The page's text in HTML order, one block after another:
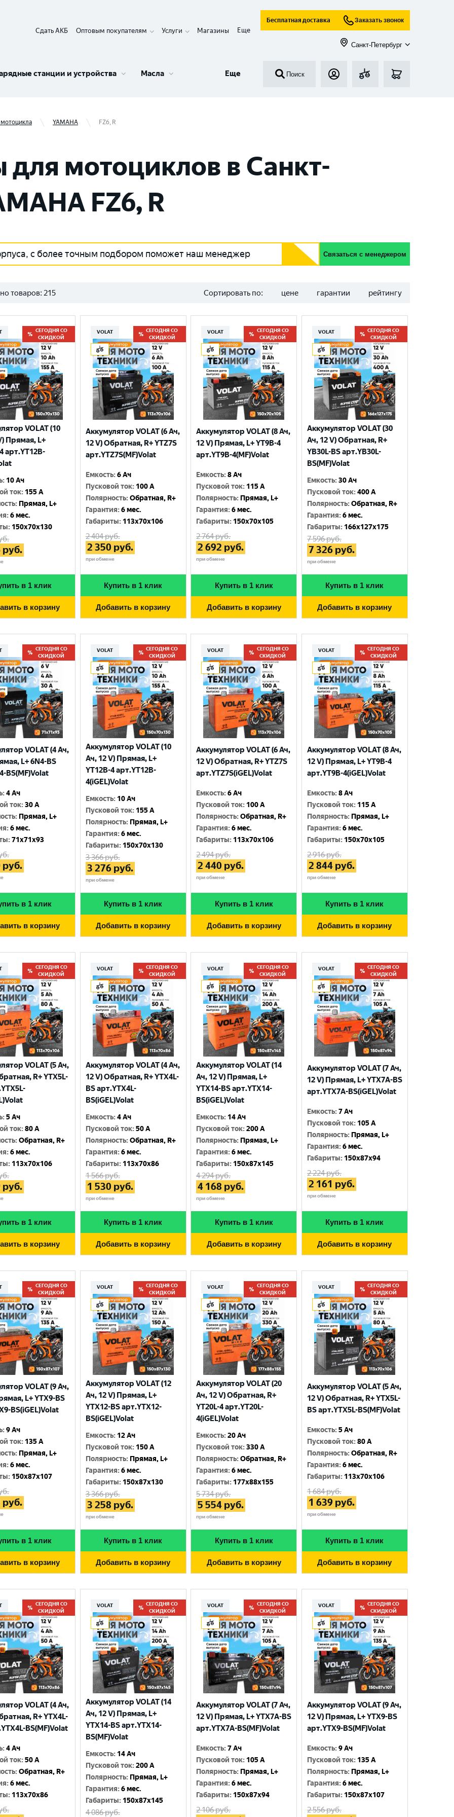
Сдать АКБ Оптовым покупателям Услуги Магазины Еще
Бесплатная доставка Заказать звонок
Санкт-Петербург
станции и устройства Масла Еще Поиск
YAMAHA FZ6, R
мотоциклов в Санкт-
FZ6, R
с более точным подбором поможет наш менеджер Связаться с менеджером
товаров: 215 Сортировать по: цене гарантии рейтингу
СЕГОДНЯ СО
СКИДКОЙ
VOLAT (10
Прямая, L+
арт.YT12B-
: 10 Ач
ток: 155 A
: Прямая, L+
:6 мес.
: 150x70x130
руб.
в 1 клик
в корзину
VOLAT
СЕГОДНЯ СО
СКИДКОЙ
Аккумулятор VOLAT (6 Ач,
12 V) Обратная, R+ YTZ7S
арт.YTZ7S(MF)Volat
Емкость:6 Ач
Пусковой ток: 100 A
Полярность:Обратная, R+
Гарантия:6 мес.
Габариты: 113x70x106
2 404руб.
2 350 руб.
при обмене
Купить в 1 клик
Добавить в корзину
VOLAT
СЕГОДНЯ СО
СКИДКОЙ
Аккумулятор VOLAT (8 Ач,
12 V) Прямая, L+ YT9B-4
арт.YT9B-4(MF)Volat
Емкость:8 Ач
Пусковой ток: 115 A
Полярность: Прямая, L+
Гарантия:6 мес.
Габариты: 150x70x105
2 764руб.
2 692 руб.
при обмене
Купить в 1 клик
Добавить в корзину
VOLAT
СЕГОДНЯ СО
СКИДКОЙ
Аккумулятор VOLAT (30
Ач, 12 V) Обратная, R+
YB30L-BS арт.YB30L-
BS(MF)Volat
Емкость:30 Ач
Пусковой ток:400 A
Полярность:Обратная, R+
Гарантия:6 мес.
Габариты: 166x127x175
7 596руб.
7 326руб.
при обмене
Купить в 1 клик
Добавить в корзину
СЕГОДНЯ СО
СКИДКОЙ
VOLAT (4 Ач,
L+ 6N4-BS
BS(MF)Volat
:4 Ач
ток:30 A
: Прямая, L+
:6 мес.
:71x71x93
руб.
в 1 клик
в корзину
VOLAT
СЕГОДНЯ СО
СКИДКОЙ
Аккумулятор VOLAT (10
Ач, 12 V) Прямая, L+
YT12B-4 арт.YT12B-
4(iGEL)Volat
Емкость: 10 Ач
Пусковой ток: 155 A
Полярность: Прямая, L+
Гарантия:6 мес.
Габариты: 150x70x130
3 366руб.
3 276руб.
при обмене
Купить в 1 клик
Добавить в корзину
VOLAT
СЕГОДНЯ СО
СКИДКОЙ
Аккумулятор VOLAT (6 Ач,
12 V) Обратная, R+ YTZ7S
арт.YTZ7S(iGEL)Volat
Емкость:6 Ач
Пусковой ток: 100 A
Полярность:Обратная, R+
Гарантия:6 мес.
Габариты: 113x70x106
2 494руб.
2 440 руб.
при обмене
Купить в 1 клик
Добавить в корзину
VOLAT
СЕГОДНЯ СО
СКИДКОЙ
Аккумулятор VOLAT (8 Ач,
12 V) Прямая, L+ YT9B-4
арт.YT9B-4(iGEL)Volat
Емкость:8 Ач
Пусковой ток: 115 A
Полярность: Прямая, L+
Гарантия:6 мес.
Габариты: 150x70x105
2 916руб.
2 844руб.
при обмене
Купить в 1 клик
Добавить в корзину
СЕГОДНЯ СО
СКИДКОЙ
VOLAT (5 Ач,
R+ YTX5L-
:5 Ач
ток:80 A
:Обратная, R+
:6 мес.
: 113x70x106
руб.
в 1 клик
в корзину
VOLAT
СЕГОДНЯ СО
СКИДКОЙ
Аккумулятор VOLAT (4 Ач,
12 V) Обратная, R+ YTX4L-
BS арт.YTX4L-
BS(iGEL)Volat
Емкость:4 Ач
Пусковой ток:50 A
Полярность:Обратная, R+
Гарантия:6 мес.
Габариты: 113x70x86
1 566руб.
1 530 руб.
при обмене
Купить в 1 клик
Добавить в корзину
VOLAT
СЕГОДНЯ СО
СКИДКОЙ
Аккумулятор VOLAT (14
Ач, 12 V) Прямая, L+
YTX14-BS арт.YTX14-
BS(iGEL)Volat
Емкость: 14 Ач
Пусковой ток:200 A
Полярность: Прямая, L+
Гарантия:6 мес.
Габариты: 150x87x145
4 294руб.
4 168 руб.
при обмене
Купить в 1 клик
Добавить в корзину
VOLAT
СЕГОДНЯ СО
СКИДКОЙ
Аккумулятор VOLAT (7 Ач,
12 V) Прямая, L+ YTX7A-BS
арт.YTX7A-BS(iGEL)Volat
Емкость:7 Ач
Пусковой ток: 105 A
Полярность: Прямая, L+
Гарантия:6 мес.
Габариты: 150x87x94
2 224руб.
2 161 руб.
при обмене
Купить в 1 клик
Добавить в корзину
СЕГОДНЯ СО
СКИДКОЙ
VOLAT (9 Ач,
L+ YTX9-BS
BS(iGEL)Volat
:9 Ач
ток: 135 A
: Прямая, L+
:6 мес.
: 150x87x107
руб.
в 1 клик
в корзину
VOLAT
СЕГОДНЯ СО
СКИДКОЙ
Аккумулятор VOLAT (12
Ач, 12 V) Прямая, L+
YTX12-BS арт.YTX12-
BS(iGEL)Volat
Емкость: 12 Ач
Пусковой ток: 150 A
Полярность: Прямая, L+
Гарантия:6 мес.
Габариты: 150x87x130
3 366руб.
3 258 руб.
при обмене
Купить в 1 клик
Добавить в корзину
VOLAT
СЕГОДНЯ СО
СКИДКОЙ
Аккумулятор VOLAT (20
Ач, 12 V) Обратная, R+
YT20L-4 арт.YT20L-
4(iGEL)Volat
Емкость:20 Ач
Пусковой ток:330 A
Полярность:Обратная, R+
Гарантия:6 мес.
Габариты: 177x88x155
5 734руб.
5 554 руб.
при обмене
Купить в 1 клик
Добавить в корзину
VOLAT
СЕГОДНЯ СО
СКИДКОЙ
Аккумулятор VOLAT (5 Ач,
12 V) Обратная, R+ YTX5L-
BS арт.YTX5L-BS(MF)Volat
Емкость:5 Ач
Пусковой ток:80 A
Полярность:Обратная, R+
Гарантия:6 мес.
Габариты: 113x70x106
1 684руб.
1 639 руб.
при обмене
Купить в 1 клик
Добавить в корзину
СЕГОДНЯ СО
СКИДКОЙ
VOLAT (4 Ач,
R+ YTX4L-
BS(MF)Volat
:4 Ач
ток:50 A
:Обратная, R+
:6 мес.
: 113x70x86
VOLAT
СЕГОДНЯ СО
СКИДКОЙ
Аккумулятор VOLAT (14
Ач, 12 V) Прямая, L+
YTX14-BS арт.YTX14-
BS(MF)Volat
Емкость: 14 Ач
Пусковой ток:200 A
Полярность: Прямая, L+
Гарантия:6 мес.
Габариты: 150x87x145
4 086руб.
VOLAT
СЕГОДНЯ СО
СКИДКОЙ
Аккумулятор VOLAT (7 Ач,
12 V) Прямая, L+ YTX7A-BS
арт.YTX7A-BS(MF)Volat
Емкость:7 Ач
Пусковой ток: 105 A
Полярность: Прямая, L+
Гарантия:6 мес.
Габариты: 150x87x94
2 106руб.
VOLAT
СЕГОДНЯ СО
СКИДКОЙ
Аккумулятор VOLAT (9 Ач,
12 V) Прямая, L+ YTX9-BS
арт.YTX9-BS(MF)Volat
Емкость:9 Ач
Пусковой ток: 135 A
Полярность: Прямая, L+
Гарантия:6 мес.
Габариты: 150x87x107
2 556руб.
Выберите ваш город
Великий Новгород
Москва
Санкт-Петербург
Смоленск